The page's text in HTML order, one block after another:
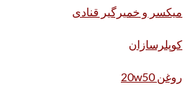
میکسر و خمیرگیر قنادی
کوپلرسازان
روغن 20w50